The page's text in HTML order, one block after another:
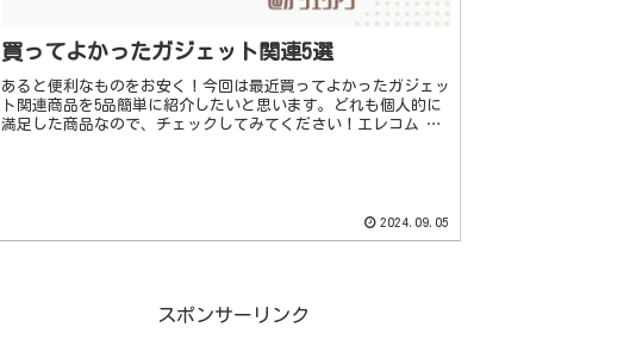
買ってよかったガジェット関連5選
あると便利なものをお安く！今回は最近買ってよかったガジェッ
ト関連商品を5品簡単に紹介したいと思います。どれも個人的に
満足した商品なので、チェックしてみてください！エレコム 個
2024.09.05
スポンサーリンク